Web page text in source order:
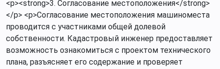
<p><strong>3. Согласование местоположения</strong>
</p> <p>Согласование местоположения машиноместа
проводится с участниками общей долевой
собственности. Кадастровый инженер предоставляет
возможность ознакомиться с проектом технического
плана, разъясняет его содержание и проверяет